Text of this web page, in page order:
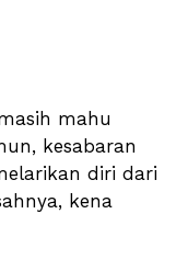
mahu
kesabaran
diri dari
kena